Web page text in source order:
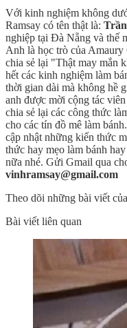
Với kinh nghiệm không
Ramsay có tên thật là:
nghiệp tại Đà Nẵng và thế
Anh là học trò của
chia sẻ lại "Thật may mắn
hết các kinh nghiệm làm
thời gian dài mà không hề
anh được mời cộng tác
chia sẻ lại các công thức
cho các tín đồ mê làm
cập nhật những kiến thức
thức hay mẹo làm bánh
nữa nhé. Gửi Gmail qua
vinhramsay@gmail.com
Theo dõi những bài viết
Bài viết liên quan